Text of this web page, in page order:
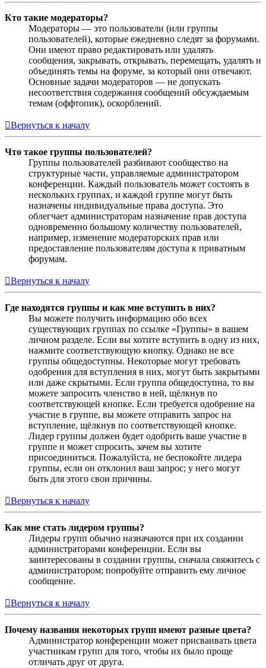
Кто такие модераторы?
Модераторы — это пользователи (или группы
пользователей), которые ежедневно следят за форумами.
Они имеют право редактировать или удалять
сообщения, закрывать, открывать, перемещать, удалять и
объединять темы на форуме, за который они отвечают.
Основные задачи модераторов — не допускать
несоответствия содержания сообщений обсуждаемым
темам (оффтопик), оскорблений.
Вернуться к началу
Что такое группы пользователей?
Группы пользователей разбивают сообщество на
структурные части, управляемые администратором
конференции. Каждый пользователь может состоять в
нескольких группах, и каждой группе могут быть
назначены индивидуальные права доступа. Это
облегчает администраторам назначение прав доступа
одновременно большому количеству пользователей,
например, изменение модераторских прав или
предоставление пользователям доступа к приватным
форумам.
Вернуться к началу
Где находятся группы и как мне вступить в них?
Вы можете получить информацию обо всех
существующих группах по ссылке «Группы» в вашем
личном разделе. Если вы хотите вступить в одну из них,
нажмите соответствующую кнопку. Однако не все
группы общедоступны. Некоторые могут требовать
одобрения для вступления в них, могут быть закрытыми
или даже скрытыми. Если группа общедоступна, то вы
можете запросить членство в ней, щёлкнув по
соответствующей кнопке. Если требуется одобрение на
участие в группе, вы можете отправить запрос на
вступление, щёлкнув по соответствующей кнопке.
Лидер группы должен будет одобрить ваше участие в
группе и может спросить, зачем вы хотите
присоединиться. Пожалуйста, не беспокойте лидера
группы, если он отклонил ваш запрос; у него могут
быть для этого свои причины.
Вернуться к началу
Как мне стать лидером группы?
Лидеры групп обычно назначаются при их создании
администраторами конференции. Если вы
заинтересованы в создании группы, сначала свяжитесь с
администратором; попробуйте отправить ему личное
сообщение.
Вернуться к началу
Почему названия некоторых групп имеют разные цвета?
Администратор конференции может присваивать цвета
участникам групп для того, чтобы их было проще
отличать друг от друга.